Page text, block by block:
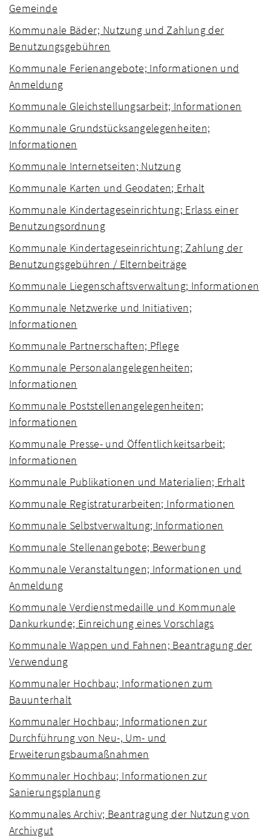
Gemeinde
Kommunale Bäder; Nutzung und Zahlung der
Benutzungsgebühren
Kommunale Ferienangebote; Informationen und
Anmeldung
Kommunale Gleichstellungsarbeit; Informationen
Kommunale Grundstücksangelegenheiten;
Informationen
Kommunale Internetseiten; Nutzung
Kommunale Karten und Geodaten; Erhalt
Kommunale Kindertageseinrichtung; Erlass einer
Benutzungsordnung
Kommunale Kindertageseinrichtung; Zahlung der
Benutzungsgebühren / Elternbeiträge
Kommunale Liegenschaftsverwaltung; Informationen
Kommunale Netzwerke und Initiativen;
Informationen
Kommunale Partnerschaften; Pflege
Kommunale Personalangelegenheiten;
Informationen
Kommunale Poststellenangelegenheiten;
Informationen
Kommunale Presse- und Öffentlichkeitsarbeit;
Informationen
Kommunale Publikationen und Materialien; Erhalt
Kommunale Registraturarbeiten; Informationen
Kommunale Selbstverwaltung; Informationen
Kommunale Stellenangebote; Bewerbung
Kommunale Veranstaltungen; Informationen und
Anmeldung
Kommunale Verdienstmedaille und Kommunale
Dankurkunde; Einreichung eines Vorschlags
Kommunale Wappen und Fahnen; Beantragung der
Verwendung
Kommunaler Hochbau; Informationen zum
Bauunterhalt
Kommunaler Hochbau; Informationen zur
Durchführung von Neu-, Um- und
Erweiterungsbaumaßnahmen
Kommunaler Hochbau; Informationen zur
Sanierungsplanung
Kommunales Archiv; Beantragung der Nutzung von
Archivgut